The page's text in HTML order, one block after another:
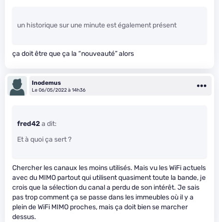
un historique sur une minute est également présent
ça doit être que ça la “nouveauté” alors
Inodemus
Le 06/05/2022 à 14h36
fred42a dit:
Et à quoi ça sert ?
Chercher les canaux les moins utilisés. Mais vu les WiFi actuels
avec du MIMO partout qui utilisent quasiment toute la bande, je
crois que la sélection du canal a perdu de son intérêt. Je sais
pas trop comment ça se passe dans les immeubles où il y a
plein de WiFi MIMO proches, mais ça doit bien se marcher
dessus.